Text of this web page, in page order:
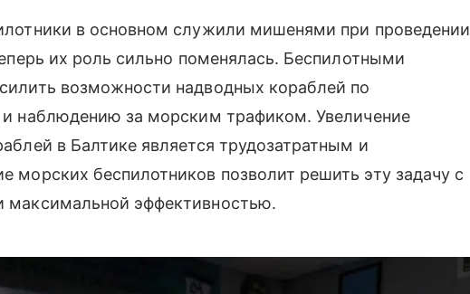
в основном служили мишенями при проведении
их роль сильно поменялась. Беспилотными
возможности надводных кораблей по
и наблюдению за морским трафиком. Увеличение
в Балтике является трудозатратным и
морских беспилотников позволит решить эту задачу с
эффективностью.